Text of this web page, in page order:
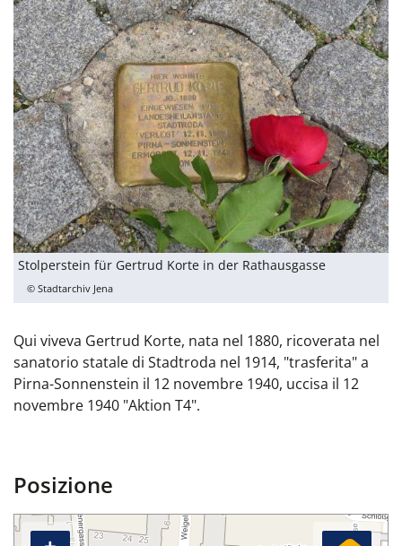
Stolperstein für Gertrud Korte in der Rathausgasse
© Stadtarchiv Jena
Qui viveva Gertrud Korte, nata nel 1880, ricoverata nel
sanatorio statale di Stadtroda nel 1914, "trasferita" a
Pirna-Sonnenstein il 12 novembre 1940, uccisa il 12
novembre 1940 "Aktion T4".
Posizione